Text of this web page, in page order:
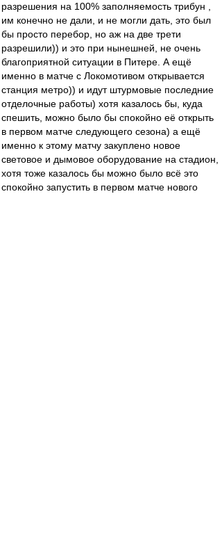
разрешения на 100% заполняемость трибун ,
им конечно не дали, и не могли дать, это был
бы просто перебор, но аж на две трети
разрешили)) и это при нынешней, не очень
благоприятной ситуации в Питере. А ещё
именно в матче с Локомотивом открывается
станция метро)) и идут штурмовые последние
отделочные работы) хотя казалось бы, куда
спешить, можно было бы спокойно её открыть
в первом матче следующего сезона) а ещё
именно к этому матчу закуплено новое
световое и дымовое оборудование на стадион,
хотя тоже казалось бы можно было всё это
спокойно запустить в первом матче нового